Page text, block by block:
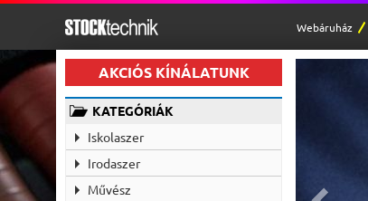
Webáruház
AKCIÓS KÍNÁLATUNK
KATEGÓRIÁK
Iskolaszer
Irodaszer
Művész